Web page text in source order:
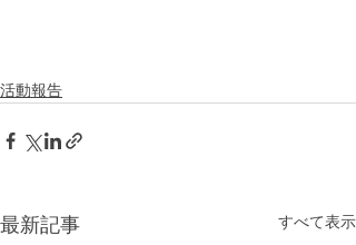
活動報告
最新記事 すべて表示